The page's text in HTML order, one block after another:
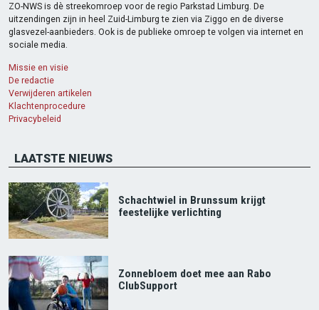
ZO-NWS is dè streekomroep voor de regio Parkstad Limburg. De
uitzendingen zijn in heel Zuid-Limburg te zien via Ziggo en de diverse
glasvezel-aanbieders. Ook is de publieke omroep te volgen via internet en
sociale media.
Missie en visie
De redactie
Verwijderen artikelen
Klachtenprocedure
Privacybeleid
LAATSTE NIEUWS
Schachtwiel in Brunssum krijgt
feestelijke verlichting
Zonnebloem doet mee aan Rabo
ClubSupport